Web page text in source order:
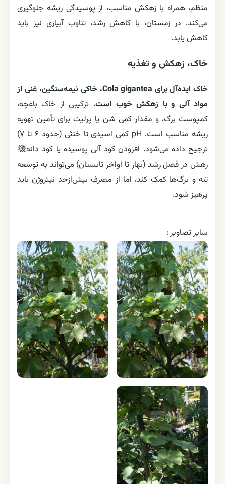
منظم، همراه با زهکش مناسب، از پوسیدگی ریشه جلوگیری
می‌کند. در زمستان، با کاهش رشد، تناوب آبیاری نیز باید
کاهش یابد.
خاک، زهکش و تغذیه
خاک ایده‌آل برای Cola gigantea، خاکی نیمه‌سنگین، غنی از
مواد آلی و با زهکش خوب است. ترکیبی از خاک باغچه،
کمپوست برگ، و مقدار کمی شن یا پرلیت برای تأمین تهویه
ریشه مناسب است. pH کمی اسیدی تا خنثی (حدود ۶ تا ۷)
ترجیح داده می‌شود. افزودن کود آلی پوسیده یا کود دانه‌缓
رهش در فصل رشد (بهار تا اواخر تابستان) می‌تواند به توسعه
تنه و برگ‌ها کمک کند، اما از مصرف بیش‌ازحد نیتروژن باید
پرهیز شود.
ساير تصاوير :